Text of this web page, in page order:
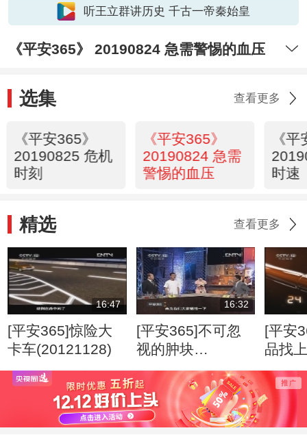
听王立群讲历史 千古一帝秦始皇
《平安365》 20190824 急需警惕的血压
选集 查看更多
《平安365》
20190825 危机
时刻
《平安365》
20190824 急需
警惕的血压
《
时速
精选 查看更多
16:47
[平安365]惊险大
卡车(20121128)
16:32
[平安365]不可忽
视的肿块
(20120807)
[平安
品找